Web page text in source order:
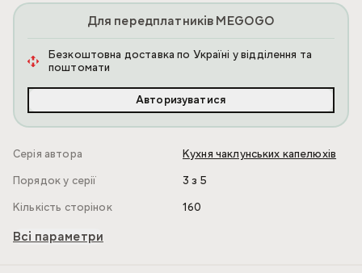
Для передплатників MEGOGO
Безкоштовна доставка по Україні у відділення та
поштомати
Авторизуватися
Серія автора
Кухня чаклунських капелюхів
Порядок у серії
3 з 5
Кількість сторінок
160
Всі параметри